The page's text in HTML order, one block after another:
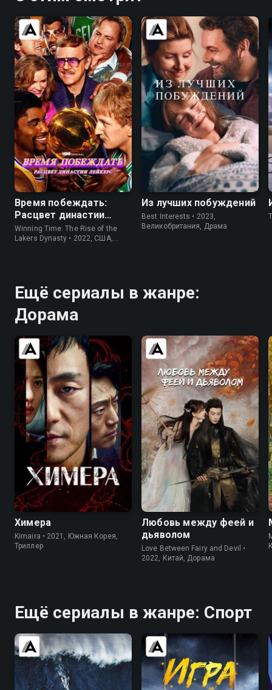
8.6 8.3
Время побеждать:
Расцвет династии
Лейкерс
Winning Time: The Rise of the
Lakers Dynasty • 2022, США,
7.7 7.5
Из лучших побуждений
Best Interests • 2023,
Великобритания, Драма
Ещё сериалы в жанре:
Дорама
7.8 7.5
Химера
Kimaira • 2021, Южная Корея,
Триллер
8.6 8.4
Любовь между феей и
дьяволом
Love Between Fairy and Devil •
2022, Китай, Дорама
Ещё сериалы в жанре: Спорт